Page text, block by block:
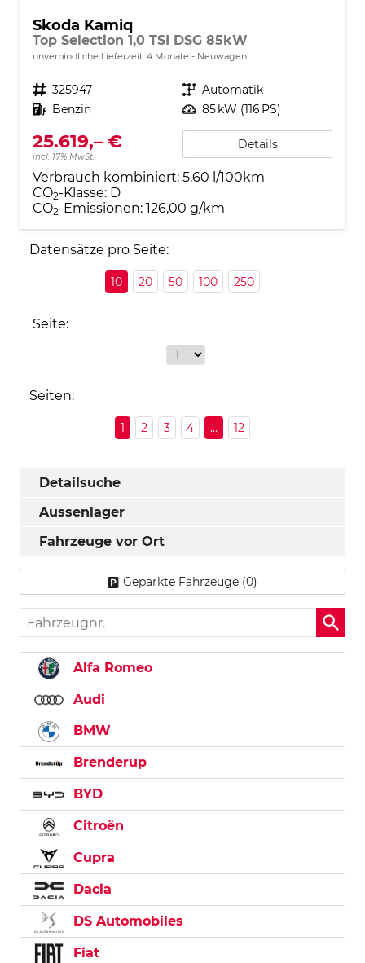
Skoda Kamiq
Top Selection 1,0 TSI DSG 85kW
unverbindliche Lieferzeit: 4 Monate Neuwagen
Fahrzeugnr. 325947 Getriebe Automatik
Kraftstoff Benzin Leistung 85 kW (116 PS)
25.619,– €
incl. 17% MwSt.
Details
Verbrauch kombiniert: 5,60 l/100km
CO2-Klasse: D
CO2-Emissionen: 126,00 g/km
Datensätze pro Seite:
10 20 50 100 250
Seite:
Seiten:
1 2 3 4 ... 12
Detailsuche
Aussenlager
Fahrzeuge vor Ort
Geparkte Fahrzeuge (0)
Fahrzeugnr.
Alfa Romeo
Audi
BMW
Brenderup
BYD
Citroën
Cupra
Dacia
DS Automobiles
Fiat